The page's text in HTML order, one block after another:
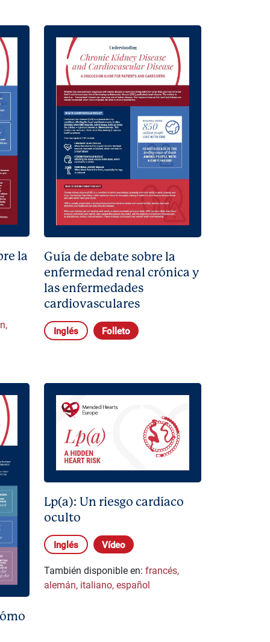
la
,
Guía de debate sobre la
enfermedad renal crónica y
las enfermedades
cardiovasculares
Inglés Folleto
Lp(a): Un riesgo cardíaco
oculto
Inglés Vídeo
También disponible en: francés,
alemán, italiano,español